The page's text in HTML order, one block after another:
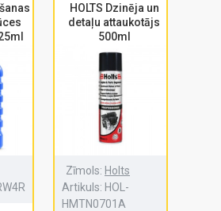
HOLTS Dzinēja un
detaļu attaukotājs
500ml
Zīmols: Holts
Artikuls: HOL-
HMTN0701A